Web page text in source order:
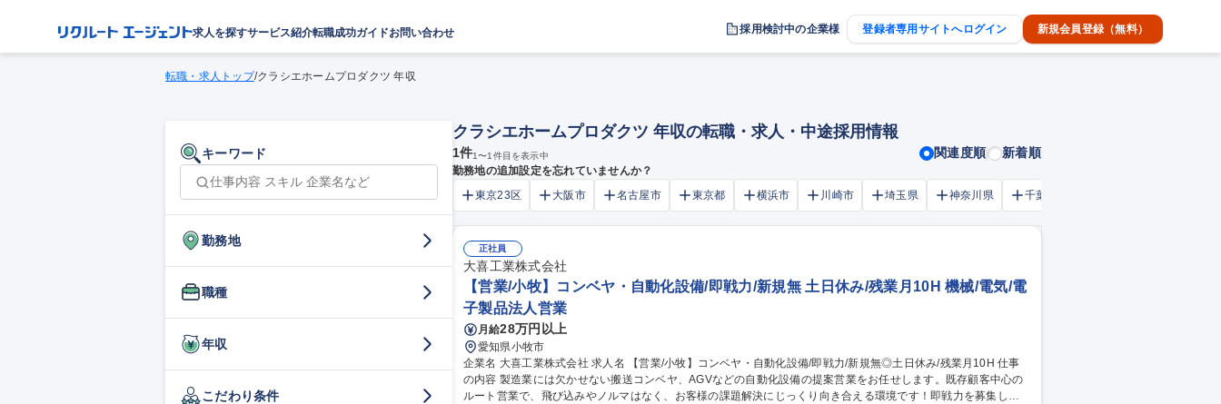
求人を探すサービス紹介転職成功ガイドお問い合わせ 採用検討中の企業様 登録者専用サイトへログイン 新規会員登録（無料）
転職・求人トップ/クラシエホームプロダクツ 年収
キーワード
勤務地
職種
年収
こだわり条件
クラシエホームプロダクツ 年収の転職・求人・中途採用情報
1件1〜1 件目を表示中 関連度順 新着順
勤務地の追加設定を忘れていませんか？
東京23区
大阪市 名古屋市 東京都 横浜市 川崎市 埼玉県 神奈川県 千葉市
正社員
大喜工業株式会社
【営業/小牧】コンベヤ・自動化設備/即戦力/新規無 土日休み/残業月10H 機械/電気/電
子製品法人営業
月給28万円以上
愛知県小牧市
企業名 大喜工業株式会社 求人名 【営業/小牧】コンベヤ・自動化設備/即戦力/新規無◎土日休み/残業月10H 仕事
の内容 製造業には欠かせない搬送コンベヤ、AGVなどの自動化設備の提案営業をお任せします。既存顧客中心の
ルート営業で、飛び込みやノルマはなく、お客様の課題解決にじっくり向き合える環境です！即戦力を募集しま